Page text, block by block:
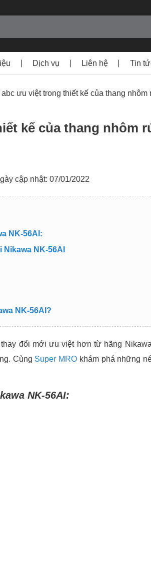
Dịch vụ Liên hệ Tin
ưu việt trong thiết kế của thang nhôm
kế của thang nhôm
cập nhật: 07/01/2022
NK-56AI:
NK-56AI
NK-56AI?
đổi mới ưu việt hơn từ hãng
Cùng Super MRO khám phá những
NK-56AI: